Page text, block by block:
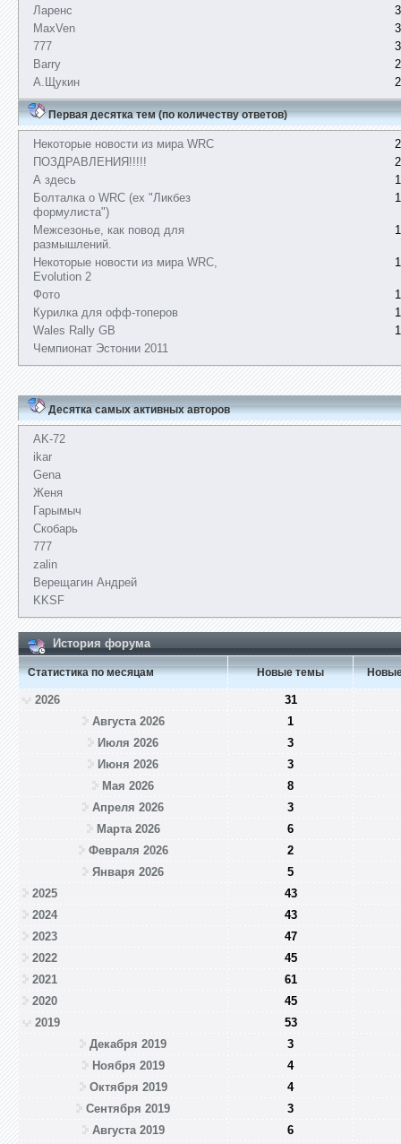
Ларенс
MaxVen
777
Barry
А.Щукин
Первая десятка тем (по количеству ответов)
Некоторые новости из мира WRC
ПОЗДРАВЛЕНИЯ!!!!!
А здесь
Болталка о WRC (ex "Ликбез
формулиста")
Межсезонье, как повод для
размышлений.
Некоторые новости из мира WRC,
Evolution 2
Фото
Курилка для офф-топеров
Wales Rally GB
Чемпионат Эстонии 2011
Десятка самых активных авторов
AK-72
ikar
Gena
Женя
Гарымыч
Скобарь
777
zalin
Верещагин Андрей
KKSF
История форума
Статистика по месяцам Новые темы
2026
31
Августа 2026
1
Июля 2026
3
Июня 2026
3
Мая 2026
8
Апреля 2026
3
Марта 2026
6
Февраля 2026
2
Января 2026
5
2025
43
2024
43
2023
47
2022
45
2021
61
2020
45
2019
53
Декабря 2019
3
Ноября 2019
4
Октября 2019
4
Сентября 2019
3
Августа 2019
6